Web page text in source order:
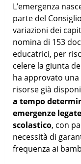
L’emergenza
parte del
variazioni dei
nomina di 153
educatrici, per
celere la giunta
ha approvato
risorse già
a tempo
emergenze
scolastico, con
necessità di
frequenza ai